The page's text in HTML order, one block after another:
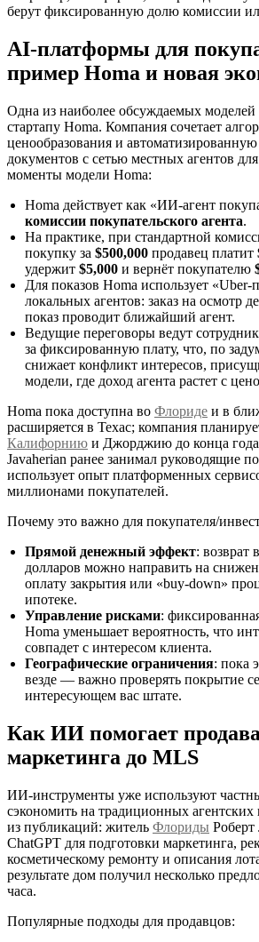
берут фиксированную долю комиссии
AI-платформы для
пример Homa и новая
Одна из наиболее обсуждаемых
стартапу Homa. Компания сочетает
ценообразования и
документов с сетью местных агентов
моменты модели Homa:
Homa действует как «ИИ-агент
комиссии покупательского агента.
На практике, при стандартной
покупку за $500,000 продавец платит
удержит $5,000 и вернёт покупателю
Для показов Homa использует «Uber-
локальных агентов: заказ на осмотр
показ проводит ближайший агент.
Ведущие переговоры ведут
за фиксированную плату, что, по
снижает конфликт интересов,
модели, где доход агента растет с
Homa пока доступна во Флориде и в
расширяется в Техас; компания
Калифорнию и Джорджию до конца
Javaherian ранее занимал руководящие
использует опыт платформенных
миллионами покупателей.
Почему это важно для покупателя/
Прямой денежный эффект: возврат
долларов можно направить на
оплату закрытия или «buy-down»
ипотеке.
Управление рисками:
Homa уменьшает вероятность, что
совпадет с интересом клиента.
Географические ограничения: пока
везде — важно проверять покрытие
интересующем вас штате.
Как ИИ помогает
маркетинга до MLS
ИИ-инструменты уже используют
сэкономить на традиционных
из публикаций: житель Флориды Роберт
ChatGPT для подготовки маркетинга,
косметическому ремонту и описания
результате дом получил несколько
часа.
Популярные подходы для продавцов: